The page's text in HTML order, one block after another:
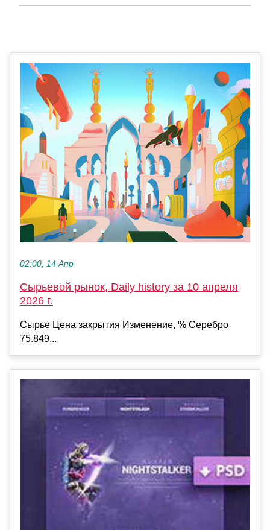
02:00, 14 Апр
Сырьевой рынок, Daily history за 10 апреля
2026 г.
Сырье Цена закрытия Изменение, % Серебро
75.849...